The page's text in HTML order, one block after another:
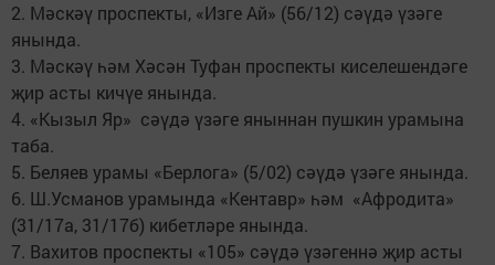
2. Мәскәү проспекты, «Изге Ай» (56/12) сәүдә үзәге
янында.
3. Мәскәү һәм Хәсән Туфан проспекты киселешендәге
җир асты кичүе янында.
4. «Кызыл Яр» сәүдә үзәге яныннан пушкин урамына
таба.
5. Беляев урамы «Берлога» (5/02) сәүдә үзәге янында.
6. Ш.Усманов урамында «Кентавр» һәм «Афродита»
(31/17а, 31/17б) кибетләре янында.
7. Вахитов проспекты «105» сәүдә үзәгеннә җир асты